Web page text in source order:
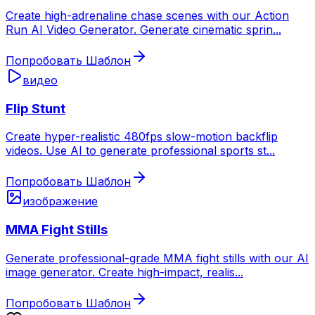
Create high-adrenaline chase scenes with our Action
Run AI Video Generator. Generate cinematic sprin...
Попробовать Шаблон
видео
Flip Stunt
Create hyper-realistic 480fps slow-motion backflip
videos. Use AI to generate professional sports st...
Попробовать Шаблон
изображение
MMA Fight Stills
Generate professional-grade MMA fight stills with our AI
image generator. Create high-impact, realis...
Попробовать Шаблон